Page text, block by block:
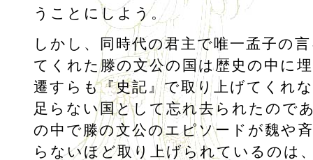
うことにしよう。
しかし、同時代の君主で唯一孟子の
てくれた滕の文公の国は歴史の中に
遷すらも『史記』で取り上げてくれ
足らない国として忘れ去られたので
の中で滕の文公のエピソードが魏や
らないほど取り上げられているのは